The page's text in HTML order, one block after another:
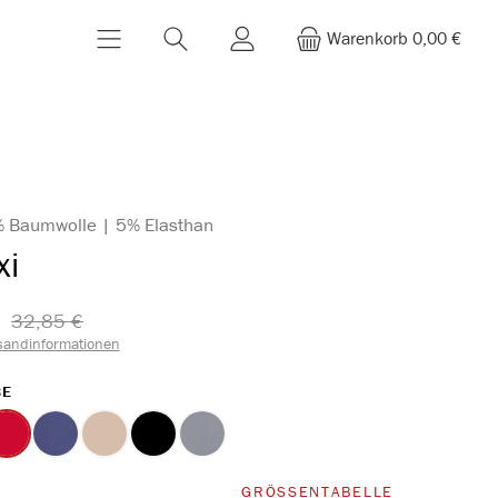
Warenkorb 0,00 €
| 5% Elasthan
32,85 €​
rot marine ton schwarz blue
(Diese Option ist zurzeit nicht verfügbar.)
GRÖSSENTABELLE